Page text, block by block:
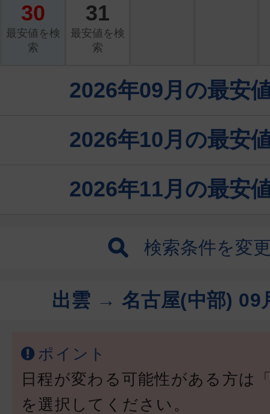
30
最安値を検
索
31
最安値を検
索
2026年09月の最安
2026年10月の最安
2026年11月の最安
検索条件を変
出雲 → 名古屋(中部) 09
ポイント
日程が変わる可能性がある方は
を選択してください。